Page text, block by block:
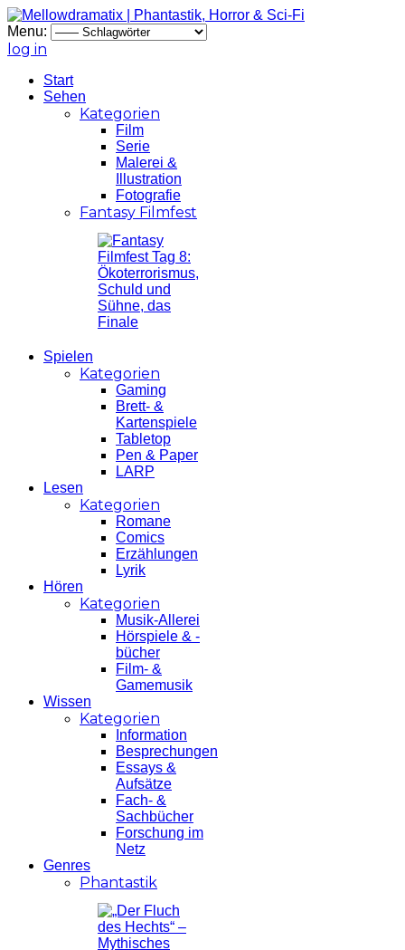
Menu:
log in
Start
Sehen
Kategorien
Film
Serie
Malerei &
Illustration
Fotografie
Fantasy Filmfest
Spielen
Kategorien
Gaming
Brett- &
Kartenspiele
Tabletop
Pen & Paper
LARP
Lesen
Kategorien
Romane
Comics
Erzählungen
Lyrik
Hören
Kategorien
Musik-Allerei
Hörspiele & -
bücher
Film- &
Gamemusik
Wissen
Kategorien
Information
Besprechungen
Essays &
Aufsätze
Fach- &
Sachbücher
Forschung im
Netz
Genres
Phantastik